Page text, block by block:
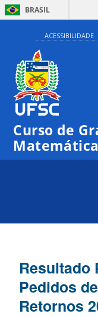
BRASIL
ACESSIBILIDADE
Curso de
Matemática
Resultado
Pedidos
Retornos